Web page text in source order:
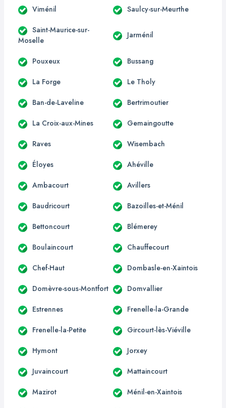
Viménil Saulcy-sur-Meurthe
Saint-Maurice-sur-
Moselle
Jarménil
Pouxeux Bussang
La Forge Le Tholy
Ban-de-Laveline Bertrimoutier
La Croix-aux-Mines Gemaingoutte
Raves Wisembach
Éloyes Ahéville
Ambacourt Avillers
Baudricourt Bazoilles-et-Ménil
Bettoncourt Blémerey
Boulaincourt Chauffecourt
Chef-Haut Dombasle-en-Xaintois
Domèvre-sous-Montfort Domvallier
Estrennes Frenelle-la-Grande
Frenelle-la-Petite Gircourt-lès-Viéville
Hymont Jorxey
Juvaincourt Mattaincourt
Mazirot Ménil-en-Xaintois